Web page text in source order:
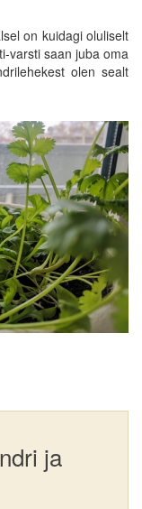
on kuidagi oluliselt
varsti saan juba oma
olen sealt
ja